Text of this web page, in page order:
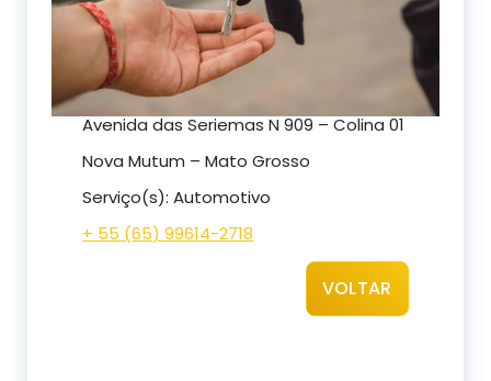
Avenida das Seriemas N 909 – Colina 01
Nova Mutum – Mato Grosso
Serviço(s): Automotivo
+ 55 (65) 99614-2718
VOLTAR